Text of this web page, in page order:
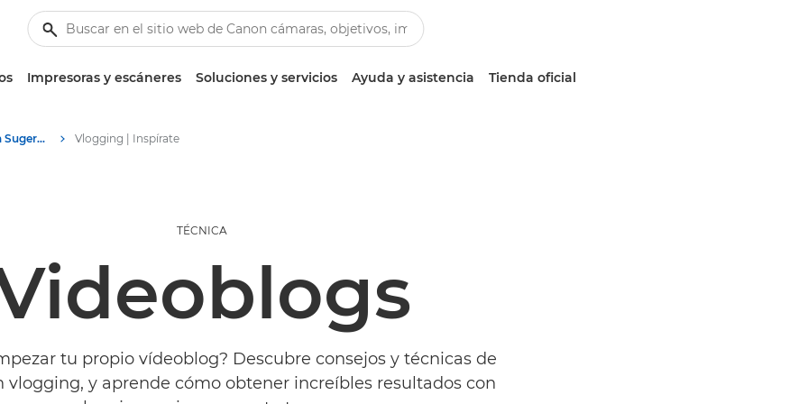
Impresoras y escáneres Soluciones y servicios Ayuda y asistencia Tienda oficial
Fotografía e impresión Sugerencias y técnicas Vlogging | Inspírate
TÉCNICA
tu propio vídeoblog? Descubre consejos y técnicas de
vlogging, y aprende cómo obtener increíbles resultados con